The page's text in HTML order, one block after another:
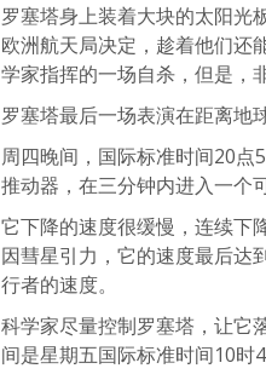
罗塞塔身上装着大块的太阳光
欧洲航天局决定，趁着他们还
学家指挥的一场自杀，但是，
罗塞塔最后一场表演在距离地
周四晚间，国际标准时间20
推动器，在三分钟内进入一个
它下降的速度很缓慢，连续下
因彗星引力，它的速度最后达
行者的速度。
科学家尽量控制罗塞塔，让它
间是星期五国际标准时间10时